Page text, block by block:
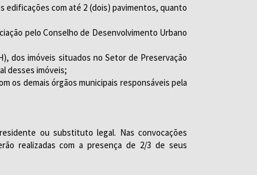
edificações com até 2 (dois) pavimentos, quanto
pelo Conselho de Desenvolvimento Urbano
dos imóveis situados no Setor de Preservação
desses imóveis;
os demais órgãos municipais responsáveis pela
ou substituto legal. Nas convocações
realizadas com a presença de 2/3 de seus